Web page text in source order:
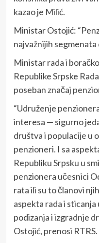
kazao je Milić.
Ministar Ostojić:
najvažnijih segmenata
Ministar rada i
Republike Srpske
poseban značaj
“Udruženje
interesa — sigurno
društva i populacije u
penzioneri. I sa
Republiku Srpsku u
penzionera učesnici
rata ili su to članovi
aspekta rada i sticanja
podizanja i izgradnje
Ostojić, prenosi RTRS.